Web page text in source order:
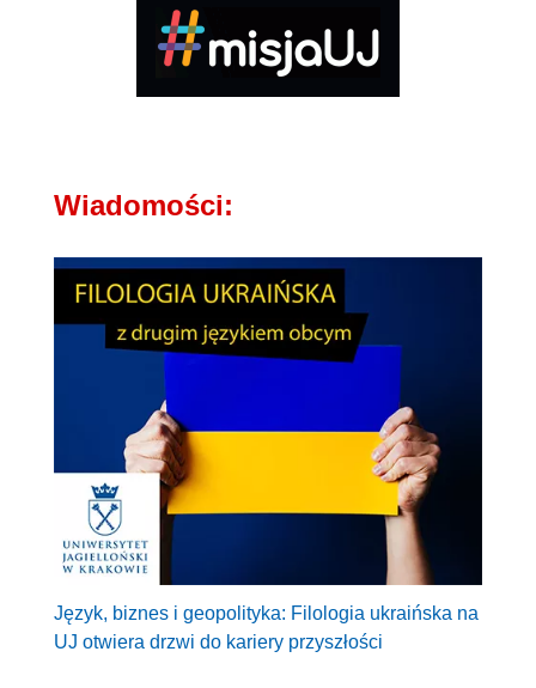
Wiadomości:
Język, biznes i geopolityka: Filologia ukraińska na
UJ otwiera drzwi do kariery przyszłości